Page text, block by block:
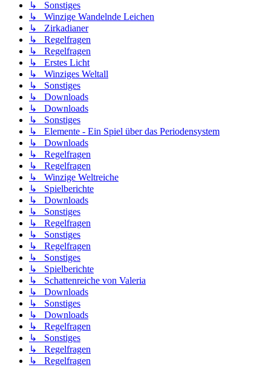
↳ Sonstiges
↳ Winzige Wandelnde Leichen
↳ Zirkadianer
↳ Regelfragen
↳ Regelfragen
↳ Erstes Licht
↳ Winziges Weltall
↳ Sonstiges
↳ Downloads
↳ Downloads
↳ Sonstiges
↳ Elemente - Ein Spiel über das Periodensystem
↳ Downloads
↳ Regelfragen
↳ Regelfragen
↳ Winzige Weltreiche
↳ Spielberichte
↳ Downloads
↳ Sonstiges
↳ Regelfragen
↳ Sonstiges
↳ Regelfragen
↳ Sonstiges
↳ Spielberichte
↳ Schattenreiche von Valeria
↳ Downloads
↳ Sonstiges
↳ Downloads
↳ Regelfragen
↳ Sonstiges
↳ Regelfragen
↳ Regelfragen